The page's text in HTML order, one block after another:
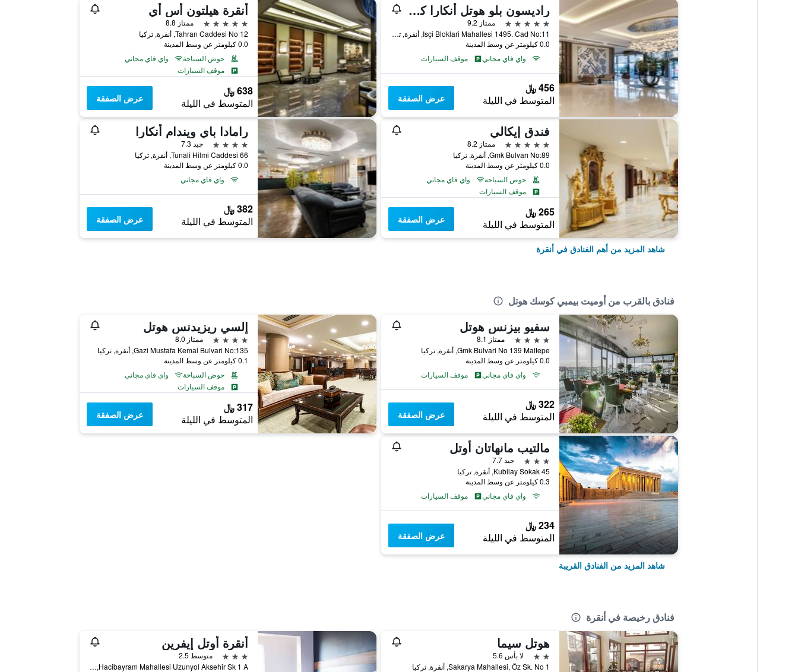
راديسون بلو هوتل أنكارا كانكايا
5 نجوم
ممتاز 9.2
Isçi Bloklari Mahallesi 1495. Cad No:11, أنقرة, تركيا
0.0 كيلومتر عن وسط المدينة
واي فاي مجاني
موقف السيارات
456 ﷼
المتوسط في الليلة عرض الصفقة
أنقرة هيلتون أس أي
5 نجوم
ممتاز 8.8
Tahran Caddesi No 12, أنقرة, تركيا
0.0 كيلومتر عن وسط المدينة
حوض السباحة
واي فاي مجاني
موقف السيارات
638 ﷼
المتوسط في الليلة عرض الصفقة
فندق إيكالي
5 نجوم
ممتاز 8.2
Gmk Bulvarı No:89, أنقرة, تركيا
0.0 كيلومتر عن وسط المدينة
حوض السباحة
واي فاي مجاني
موقف السيارات
265 ﷼
المتوسط في الليلة عرض الصفقة
رامادا باي ويندام أنكارا
4 نجوم
جيد 7.3
66 Tunali Hilmi Caddesi, أنقرة, تركيا
0.0 كيلومتر عن وسط المدينة
واي فاي مجاني
382 ﷼
المتوسط في الليلة عرض الصفقة
شاهد المزيد من أهم الفنادق في أنقرة
فنادق بالقرب من أوميت بيمبي كوسك هوتل
سفيو بيزنس هوتل
4 نجوم
ممتاز 8.1
Gmk Bulvari No 139 Maltepe, أنقرة, تركيا
0.0 كيلومتر عن وسط المدينة
واي فاي مجاني
موقف السيارات
322 ﷼
المتوسط في الليلة عرض الصفقة
إلسي ريزيدنس هوتل
4 نجوم
ممتاز 8.0
Gazi Mustafa Kemal Bulvari No:135, أنقرة, تركيا
0.1 كيلومتر عن وسط المدينة
حوض السباحة
واي فاي مجاني
موقف السيارات
317 ﷼
المتوسط في الليلة عرض الصفقة
مالتيب مانهاتان أوتل
3 نجوم
جيد 7.7
45 Kubilay Sokak, أنقرة, تركيا
0.3 كيلومتر عن وسط المدينة
واي فاي مجاني
موقف السيارات
234 ﷼
المتوسط في الليلة عرض الصفقة
شاهد المزيد من الفنادق القريبة
فنادق رخيصة في أنقرة
هوتل سيما
2 نجمتين
لا بأس 5.6
Sakarya Mahallesi, Öz Sk. No 1, أنقرة, تركيا
أنقرة أوتل إيفرين
3 نجوم
متوسط 2.5
Hacibayram Mahallesi Uzunyol Aksehir Sk 1 A, أنقرة, تركيا